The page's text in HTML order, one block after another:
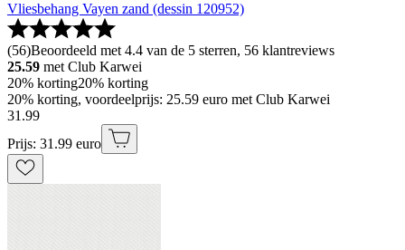
Vliesbehang Vayen zand (dessin 120952)
(56)Beoordeeld met 4.4 van de 5 sterren, 56 klantreviews
25.59 met Club Karwei
20% korting20% korting
20% korting, voordeelprijs: 25.59 euro met Club Karwei
31.99
Prijs: 31.99 euro